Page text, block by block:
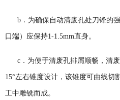
b．为确保自动清废孔处刀锋的强
口端）应保持1-1.5mm直身。
c．为便于清废孔排屑顺畅，清废
15°左右锥度设计，该锥度可由线切
工中雕铣而成。